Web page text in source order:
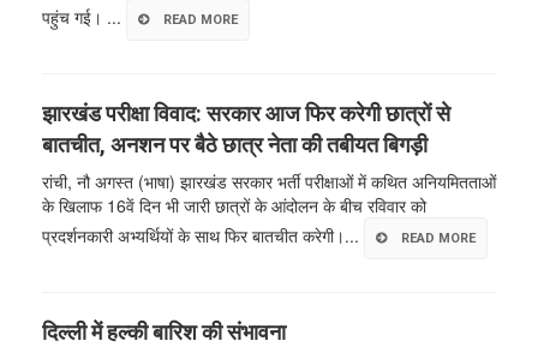
पहुंच गई। ...
READ MORE
झारखंड परीक्षा विवाद: सरकार आज फिर करेगी छात्रों से
बातचीत, अनशन पर बैठे छात्र नेता की तबीयत बिगड़ी
रांची, नौ अगस्त (भाषा) झारखंड सरकार भर्ती परीक्षाओं में कथित अनियमितताओं
के खिलाफ 16वें दिन भी जारी छात्रों के आंदोलन के बीच रविवार को
प्रदर्शनकारी अभ्यर्थियों के साथ फिर बातचीत करेगी।...
READ MORE
दिल्ली में हल्की बारिश की संभावना